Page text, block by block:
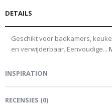
DETAILS
Geschikt voor badkamers,
en verwijderbaar. Eenvoudige...
INSPIRATION
RECENSIES (0)